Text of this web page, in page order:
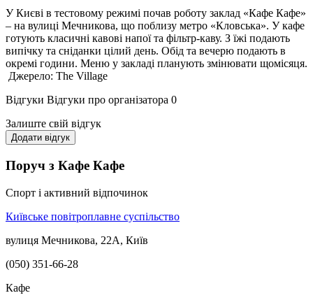
У Києві в тестовому режимі почав роботу заклад «Кафе Кафе»
– на вулиці Мечникова, що поблизу метро «Кловська». У кафе
готують класичні кавові напої та фільтр-каву. З їжі подають
випічку та сніданки цілий день. Обід та вечерю подають в
окремі години. Меню у закладі планують змінювати щомісяця.
Джерело: The Village
Відгуки Відгуки про організатора 0
Залиште свій відгук
Додати відгук
Поруч з Кафе Кафе
Спорт і активний відпочинок
Київське повітроплавне суспільство
вулиця Мечникова, 22А, Київ
(050) 351-66-28
Кафе